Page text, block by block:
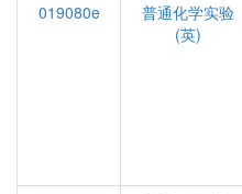
019080e
普通化学实验
(英)